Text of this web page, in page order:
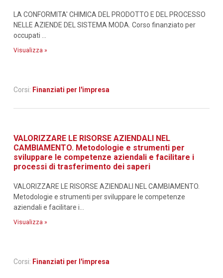
LA CONFORMITA' CHIMICA DEL PRODOTTO E DEL PROCESSO
NELLE AZIENDE DEL SISTEMA MODA. Corso finanziato per
occupati ...
Visualizza »
Corsi: Finanziati per l'impresa
VALORIZZARE LE RISORSE AZIENDALI NEL
CAMBIAMENTO. Metodologie e strumenti per
sviluppare le competenze aziendali e facilitare i
processi di trasferimento dei saperi
VALORIZZARE LE RISORSE AZIENDALI NEL CAMBIAMENTO.
Metodologie e strumenti per sviluppare le competenze
aziendali e facilitare i...
Visualizza »
Corsi: Finanziati per l'impresa